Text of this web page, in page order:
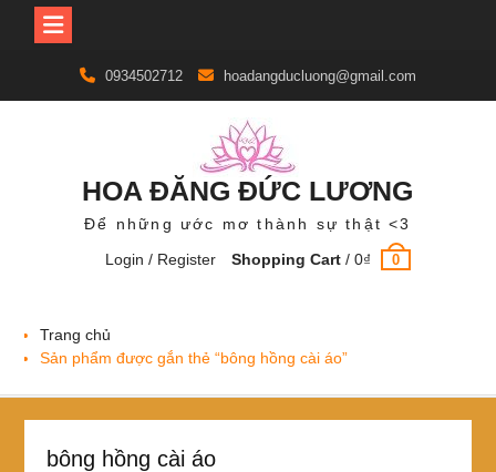
content
0934502712 hoadangducluong@gmail.com
HOA ĐĂNG ĐỨC LƯƠNG
Để những ước mơ thành sự thật <3
Login / Register
Shopping Cart /0₫ 0
Trang chủ
Sản phẩm được gắn thẻ “bông hồng cài áo”
bông hồng cài áo